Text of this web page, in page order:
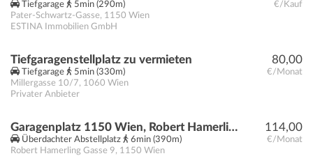
€/Kauf
Tiefgarage
5min (290m)
Pater-Schwartz-Gasse, 1150 Wien
ESTINA Immobilien GmbH
80,00
€/Monat
Tiefgaragenstellplatz zu vermieten
Tiefgarage
5min (330m)
Millergasse 10/7, 1060 Wien
Privater Anbieter
114,00
€/Monat
Garagenplatz 1150 Wien, Robert Hamerling Gasse 9
Überdachter Abstellplatz
6min (390m)
Robert Hamerling Gasse 9, 1150 Wien